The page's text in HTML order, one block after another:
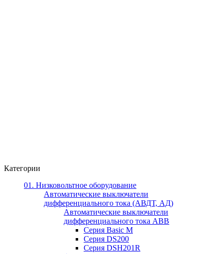
Категории
01. Низковольтное оборудование
Автоматические выключатели
дифференциального тока (АВДТ, АД)
Автоматические выключатели
дифференциального тока ABB
Серия Basic M
Серия DS200
Серия DSH201R